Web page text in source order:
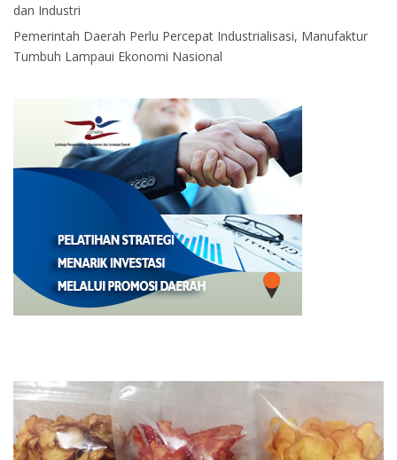
dan Industri
Pemerintah Daerah Perlu Percepat Industrialisasi, Manufaktur
Tumbuh Lampaui Ekonomi Nasional